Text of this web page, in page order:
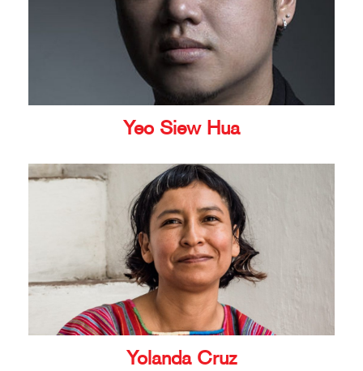
Yeo Siew Hua
Yolanda Cruz